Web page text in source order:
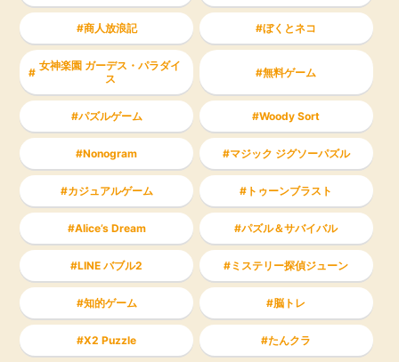
商人放浪記 ぼくとネコ
女神楽園 ガーデス・パラダイ
ス
無料ゲーム
パズルゲーム Woody Sort
Nonogram マジック ジグソーパズル
カジュアルゲーム トゥーンブラスト
Alice’s Dream パズル＆サバイバル
LINE バブル2 ミステリー探偵ジューン
知的ゲーム 脳トレ
X2 Puzzle たんクラ